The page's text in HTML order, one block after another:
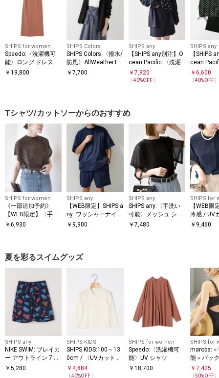
SHIPS for women
Speedo:〈洗濯機可
能〉ロング ドレス ウ
ィズ カップ
￥ 19,800
SHIPS Colors
SHIPS Colors:〈撥水/
防風〉AllWeatherTex
マウンテンパーカー
￥7,700
SHIPS any
【SHIPS any別注】O
cean Pacific:〈洗濯
機可能〉ラッシュガ
ード 4点セット
￥ 7,920
〔40%OFF〕
SHIPS any
【SHIPS
cean Pacific:
ウエア 3
SS
￥6,600
〔40%OFF〕
Tシャツ/カットソーからのおすすめ
SHIPS for women
《一部追加予約》
【WEB限定】〈手洗
い可能〉アイレット
￥ 6,930
SHIPS any
【WEB限定】SHIPS a
ny: ワッシャーナイロ
ン スピンドル Tシャ
￥ 9,900
SHIPS any
SHIPS any:〈手洗い
可能〉メッシュ シア
ー ハンカチ スリーブ
￥ 7,480
SHIPS for
【WEB限
冷感 / UV
アー オー
￥ 9,460
夏を彩るスイムグッズ
SHIPS any
NIKE SWIM: ブレイカ
ー アウトライン 7 ボ
レーショーツ<KIDS>
￥ 5,280
SHIPS KIDS
SHIPS KIDS:100～13
0cm / 〈UVカット〉
無地 ラッシュガード
￥4,884
〔40%OFF〕
SHIPS for women
Speedo:〈洗濯機可
能〉UV シャツ
￥ 18,700
SHIPS for
maroba:
能＞バッ
ンピース
ア
￥7,425
〔50%OFF〕